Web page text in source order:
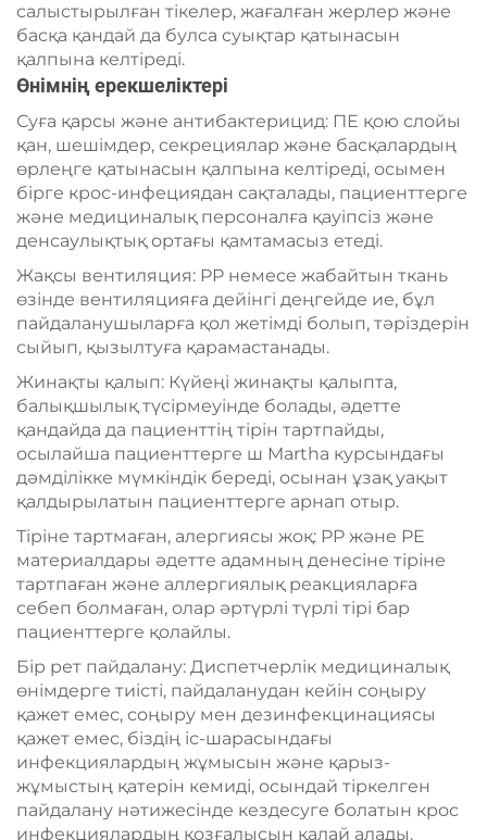
салыстырылған тікелер, жағалған жерлер және
басқа қандай да булса суықтар қатынасын
қалпына келтіреді.
Өнімнің ерекшеліктері
Суға қарсы және антибактерицид: ПЕ қою слойы
қан, шешімдер, секрециялар және басқалардың
өрлеңге қатынасын қалпына келтіреді, осымен
бірге крос-инфециядан сақталады, пациенттерге
және медициналық персоналға қауіпсіз және
денсаулықтық ортағы қамтамасыз етеді.
Жақсы вентиляция: PP немесе жабайтын ткань
өзінде вентиляцияға дейінгі деңгейде ие, бұл
пайдаланушыларға қол жетімді болып, тәріздерін
сыйып, қызылтуға қарамастанады.
Жинақты қалып: Күйеңі жинақты қалыпта,
балықшылық түсірмеуінде болады, әдетте
қандайда да пациенттің тірін тартпайды,
осылайша пациенттерге ш Martha курсындағы
дәмділікке мүмкіндік береді, осынан ұзақ уақыт
қалдырылатын пациенттерге арнап отыр.
Тіріне тартмаған, алергиясы жоқ: PP және PE
материалдары әдетте адамның денесіне тіріне
тартпаған және аллергиялық реакцияларға
себеп болмаған, олар әртүрлі түрлі тірі бар
пациенттерге қолайлы.
Бір рет пайдалану: Диспетчерлік медициналық
өнімдерге тиісті, пайдаланудан кейін соңыру
қажет емес, соңыру мен дезинфекцинациясы
қажет емес, біздің іс-шарасындағы
инфекциялардың жұмысын және қарыз-
жұмыстың қатерін кемиді, осындай тіркелген
пайдалану нәтижесінде кездесуге болатын крос
инфекциялардың қозғалысын қалай алады.